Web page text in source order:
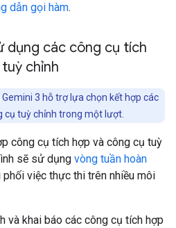
dẫn gọi hàm.
dụng các công cụ tích
chỉnh
3 hỗ trợ lựa chọn kết hợp các
cụ tuỳ chỉnh trong một lượt.
công cụ tích hợp và công cụ tuỳ
sẽ sử dụng vòng tuần hoàn
phối việc thực thi trên nhiều môi
và khai báo các công cụ tích hợp